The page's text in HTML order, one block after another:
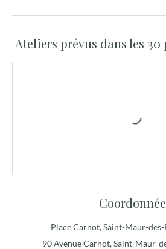
Ateliers prévus dans les
Place Carnot, Saint-Maur-des-
90 Avenue Carnot, Saint-Maur-